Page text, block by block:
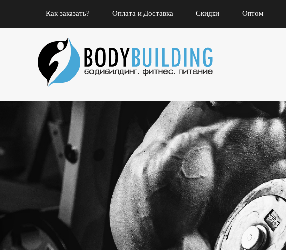
Как заказать? Оплата и Доставка Скидки Оптом